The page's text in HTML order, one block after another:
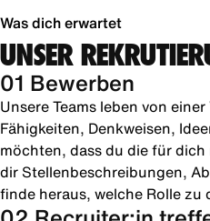
Was dich erwartet
UNSER
01 Bewerben
Unsere Teams leben von
Fähigkeiten, Denkweisen,
möchten, dass du die für
dir Stellenbeschreibungen,
finde heraus, welche Rolle zu